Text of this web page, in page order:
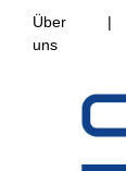
Über
uns
|